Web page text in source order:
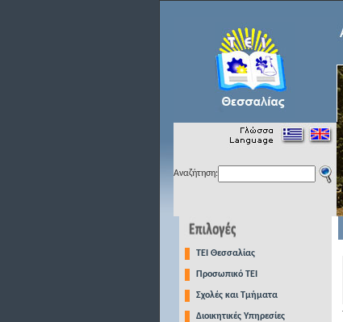
Αναζήτηση:
TEI Θεσσαλίας
Προσωπικό ΤΕΙ
Σχολές και Τμήματα
Διοικητικές Υπηρεσίες